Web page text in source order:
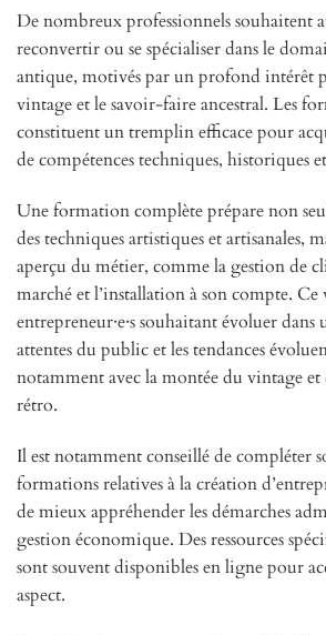
De nombreux professionnels souhaitent
reconvertir ou se spécialiser dans le
antique, motivés par un profond intérêt
vintage et le savoir-faire ancestral. Les
constituent un tremplin efficace pour
de compétences techniques, historiques
Une formation complète prépare non
des techniques artistiques et artisanales,
aperçu du métier, comme la gestion de
marché et l’installation à son compte.
entrepreneur·e·s souhaitant évoluer dans
attentes du public et les tendances
notamment avec la montée du vintage et
rétro.
Il est notamment conseillé de compléter
formations relatives à la création
de mieux appréhender les démarches
gestion économique. Des ressources
sont souvent disponibles en ligne pour
aspect.